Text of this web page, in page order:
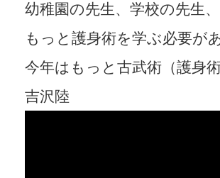
幼稚園の先生、学校の先生
もっと護身術を学ぶ必要が
今年はもっと古武術（護身
吉沢陸